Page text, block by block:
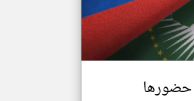
تغيير الدولة
اخبار جزر القمر على مدار الساعة
klyoum.com